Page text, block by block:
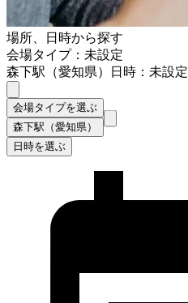
場所、日時から探す
会場タイプ：未設定
森下駅（愛知県）
日時：未設定
会場タイプを選ぶ
森下駅（愛知県）
日時を選ぶ